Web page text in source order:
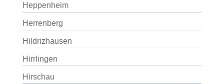
Heppenheim
Herrenberg
Hildrizhausen
Hirrlingen
Hirschau